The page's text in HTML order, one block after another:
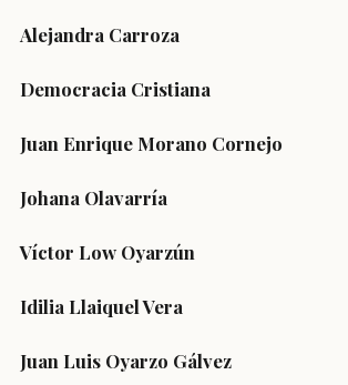
Alejandra Carroza
Democracia Cristiana
Juan Enrique Morano Cornejo
Johana Olavarría
Víctor Low Oyarzún
Idilia Llaiquel Vera
Juan Luis Oyarzo Gálvez